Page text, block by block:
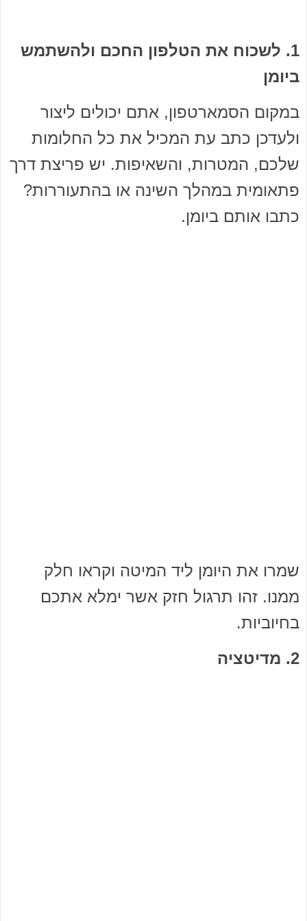
1. לשכוח את הטלפון החכם ולהשתמש
ביומן
במקום הסמארטפון, אתם יכולים ליצור
ולעדכן כתב עת המכיל את כל החלומות
שלכם, המטרות, והשאיפות. יש פריצת דרך
פתאומית במהלך השינה או בהתעוררות?
כתבו אותם ביומן.
שמרו את היומן ליד המיטה וקראו חלק
ממנו. זהו תרגול חזק אשר ימלא אתכם
בחיוביות.
2. מדיטציה